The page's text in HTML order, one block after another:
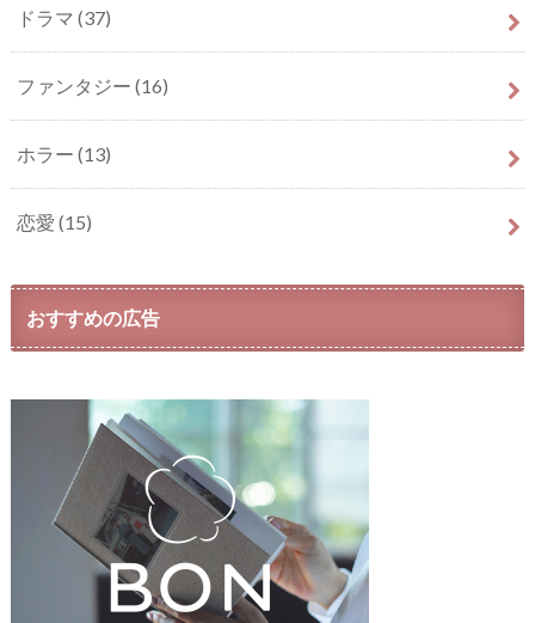
ドラマ (37)
ファンタジー (16)
ホラー (13)
恋愛 (15)
おすすめの広告